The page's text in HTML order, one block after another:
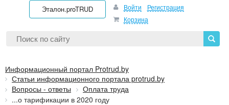
Эталон.proTRUD Войти
Регистрация
Корзина
Информационный портал Protrud.by
Статьи информационного портала protrud.by
Вопросы - ответы
Оплата труда
...о тарификации в 2020 году